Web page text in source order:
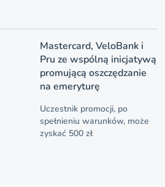
Mastercard, VeloBank i
Pru ze wspólną inicjatywą
promującą oszczędzanie
na emeryturę
Uczestnik promocji, po
spełnieniu warunków, może
zyskać 500 zł